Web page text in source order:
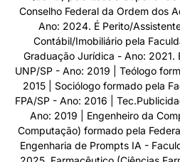
Conselho Federal da Ordem dos
Ano: 2024. É Perito/
Contábil/Imobiliário pela
Graduação Jurídica - Ano: 2021.
UNP/SP - Ano: 2019 | Teólogo
2015 | Sociólogo formado pela
FPA/SP - Ano: 2016 |
Ano: 2019 | Engenheiro da
Computação) formado pela
Engenharia de Prompts IA -